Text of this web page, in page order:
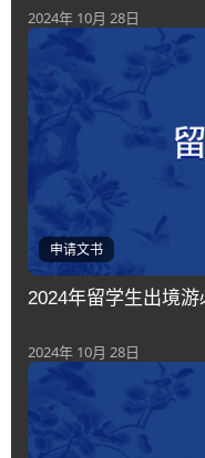
2024年 10月 28日
申请文书
2024年留学生出境
2024年 10月 28日